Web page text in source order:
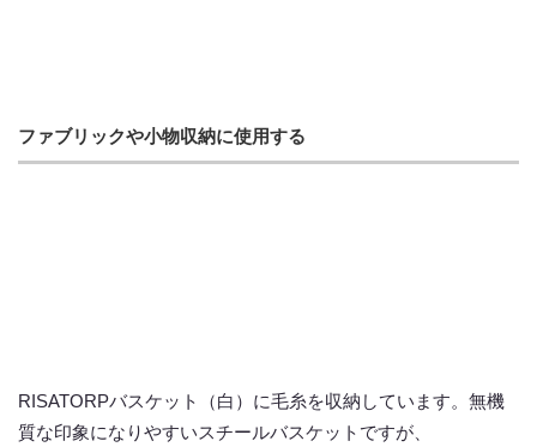
ファブリックや小物収納に使用する
RISATORPバスケット（白）に毛糸を収納しています。無機
質な印象になりやすいスチールバスケットですが、